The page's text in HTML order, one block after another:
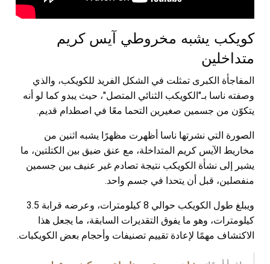
كويكب يشبه مخروطي آيس كريم
متداخلين
المفاجأة الكبرى تمثلت في الشكل الفريد للكويكب، والذي
وصفته ناسا بـ"الكويكب الثنائي المتصل"، حيث يبدو كما لو أنه
يتكوّن من جسمين صغيرين التحما معًا في اصطدام قديم.
الصورة التي نشرتها ناسا أظهرت مظهرًا يشبه اثنين من
مخاريط الآيس كريم المتداخلة، مع عنق ضيق بين الكتلتين، ما
يشير إلى نشأة الكويكب نتيجة تصادم غير عنيف بين جسمين
منفصلين، قبل أن يتحدا في جسم واحد.
ويبلغ طول الكويكب حوالي 8 كيلومترات، وعرضه قرابة 3.5
كيلومترات، وهو ما يفوق التقديرات السابقة، ما يجعل هذا
الاكتشاف مهمًا لإعادة تقييم تصنيفات وأحجام بعض الكويكبات.